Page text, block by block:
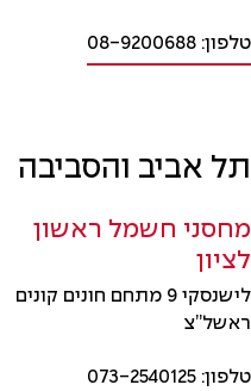
טלפון: 08-9200688
תל אביב והסביבה
מחסני חשמל ראשון
לציון
לישנסקי 9 מתחם חונים קונים
ראשל”צ
טלפון: 073-2540125